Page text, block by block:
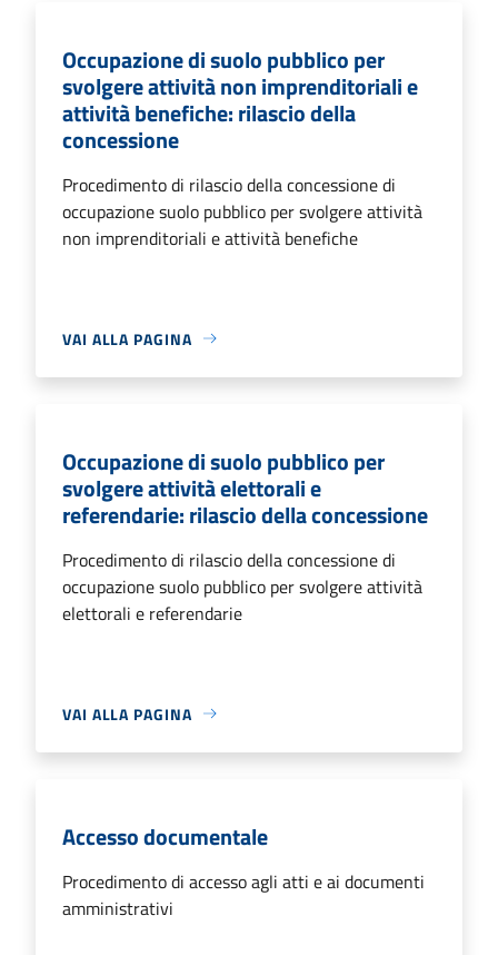
Occupazione di suolo pubblico per
svolgere attività non imprenditoriali e
attività benefiche: rilascio della
concessione
Procedimento di rilascio della concessione di
occupazione suolo pubblico per svolgere attività
non imprenditoriali e attività benefiche
VAI ALLA PAGINA
Occupazione di suolo pubblico per
svolgere attività elettorali e
referendarie: rilascio della concessione
Procedimento di rilascio della concessione di
occupazione suolo pubblico per svolgere attività
elettorali e referendarie
VAI ALLA PAGINA
Accesso documentale
Procedimento di accesso agli atti e ai documenti
amministrativi